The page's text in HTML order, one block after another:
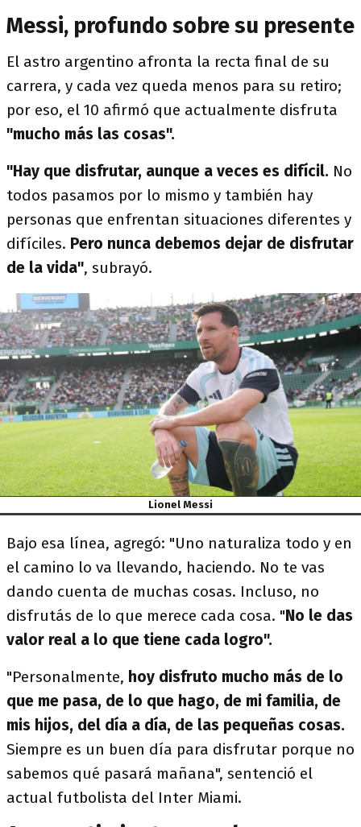
Messi, profundo sobre su presente
El astro argentino afronta la recta final de su
carrera, y cada vez queda menos para su retiro;
por eso, el 10 afirmó que actualmente disfruta
"mucho más las cosas".
"Hay que disfrutar, aunque a veces es difícil. No
todos pasamos por lo mismo y también hay
personas que enfrentan situaciones diferentes y
difíciles. Pero nunca debemos dejar de disfrutar
de la vida", subrayó.
Lionel Messi
Bajo esa línea, agregó: "Uno naturaliza todo y en
el camino lo va llevando, haciendo. No te vas
dando cuenta de muchas cosas. Incluso, no
disfrutás de lo que merece cada cosa. "No le das
valor real a lo que tiene cada logro".
"Personalmente, hoy disfruto mucho más de lo
que me pasa, de lo que hago, de mi familia, de
mis hijos, del día a día, de las pequeñas cosas.
Siempre es un buen día para disfrutar porque no
sabemos qué pasará mañana", sentenció el
actual futbolista del Inter Miami.